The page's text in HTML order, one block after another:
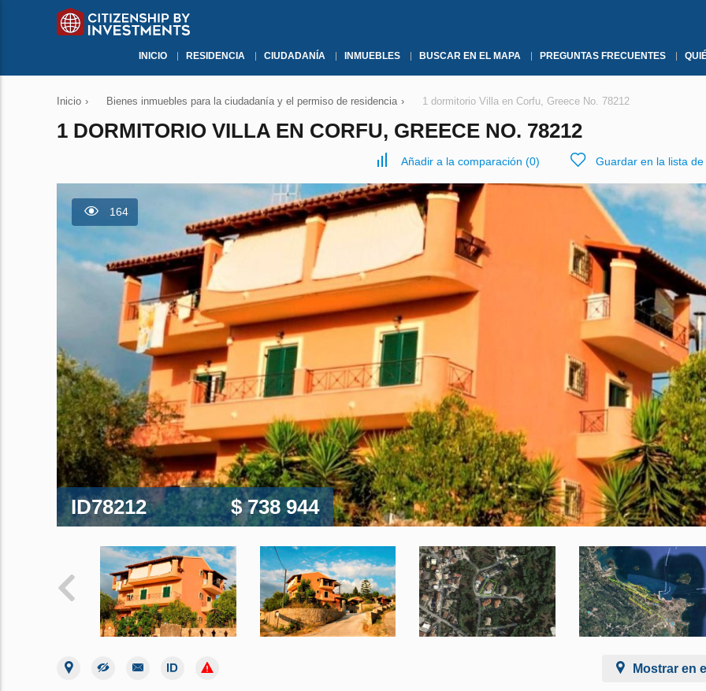
INICIO RESIDENCIA CIUDADANÍA INMUEBLES BUSCAR EN EL MAPA PREGUNTAS FRECUENTES
Inicio › Bienes inmuebles para la ciudadanía y el permiso de residencia › 1 dormitorio Villa en Corfu, Greece No. 78212
1 DORMITORIO VILLA EN CORFU, GREECE NO. 78212
Añadir a la comparación (0) Guardar en la lista
164
ID78212 $ 738 944
Mostrar en